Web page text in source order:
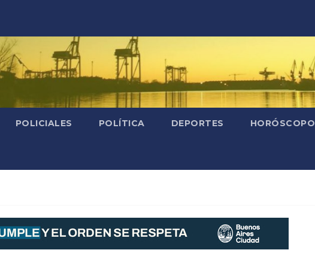
POLICIALES POLÍTICA DEPORTES HORÓSCOPO